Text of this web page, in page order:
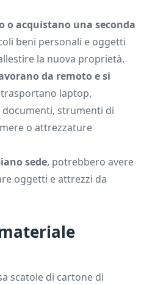
o acquistano una seconda
beni personali e oggetti
la nuova proprietà.
da remoto e si
trasportano laptop,
strumenti di
o attrezzature
sede, potrebbero avere
oggetti e attrezzi da
scatole di cartone di